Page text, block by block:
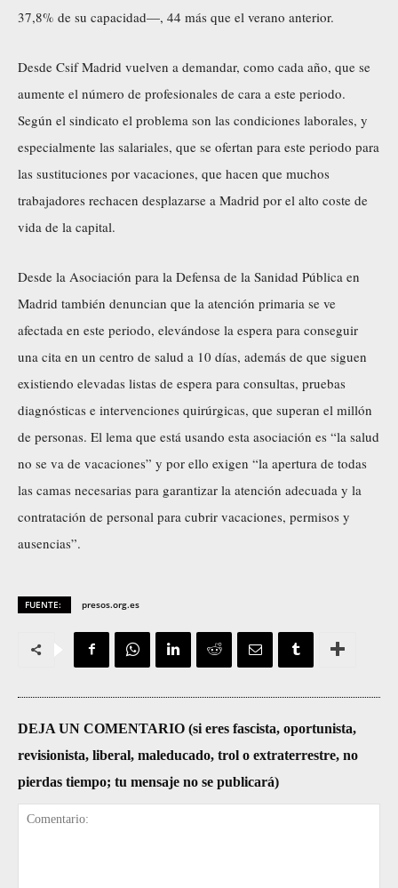
37,8% de su capacidad—, 44 más que el verano anterior.
Desde Csif Madrid vuelven a demandar, como cada año, que se
aumente el número de profesionales de cara a este periodo.
Según el sindicato el problema son las condiciones laborales, y
especialmente las salariales, que se ofertan para este periodo para
las sustituciones por vacaciones, que hacen que muchos
trabajadores rechacen desplazarse a Madrid por el alto coste de
vida de la capital.
Desde la Asociación para la Defensa de la Sanidad Pública en
Madrid también denuncian que la atención primaria se ve
afectada en este periodo, elevándose la espera para conseguir
una cita en un centro de salud a 10 días, además de que siguen
existiendo elevadas listas de espera para consultas, pruebas
diagnósticas e intervenciones quirúrgicas, que superan el millón
de personas. El lema que está usando esta asociación es “la salud
no se va de vacaciones” y por ello exigen “la apertura de todas
las camas necesarias para garantizar la atención adecuada y la
contratación de personal para cubrir vacaciones, permisos y
ausencias”.
FUENTE: presos.org.es
DEJA UN COMENTARIO (si eres fascista, oportunista,
revisionista, liberal, maleducado, trol o extraterrestre, no
pierdas tiempo; tu mensaje no se publicará)